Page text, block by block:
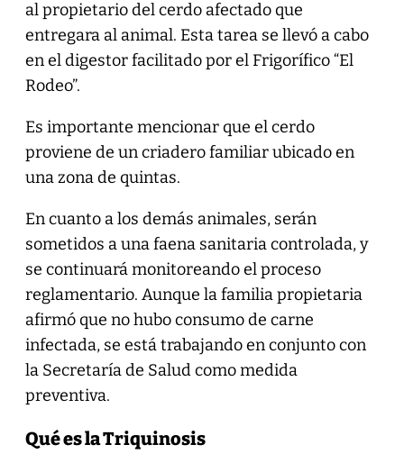
al propietario del cerdo afectado que
entregara al animal. Esta tarea se llevó a cabo
en el digestor facilitado por el Frigorífico “El
Rodeo”.
Es importante mencionar que el cerdo
proviene de un criadero familiar ubicado en
una zona de quintas.
En cuanto a los demás animales, serán
sometidos a una faena sanitaria controlada, y
se continuará monitoreando el proceso
reglamentario. Aunque la familia propietaria
afirmó que no hubo consumo de carne
infectada, se está trabajando en conjunto con
la Secretaría de Salud como medida
preventiva.
Qué es la Triquinosis